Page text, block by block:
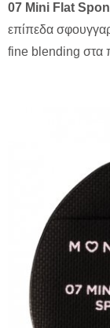
07 Mini Flat
επίπεδα
fine blending στα